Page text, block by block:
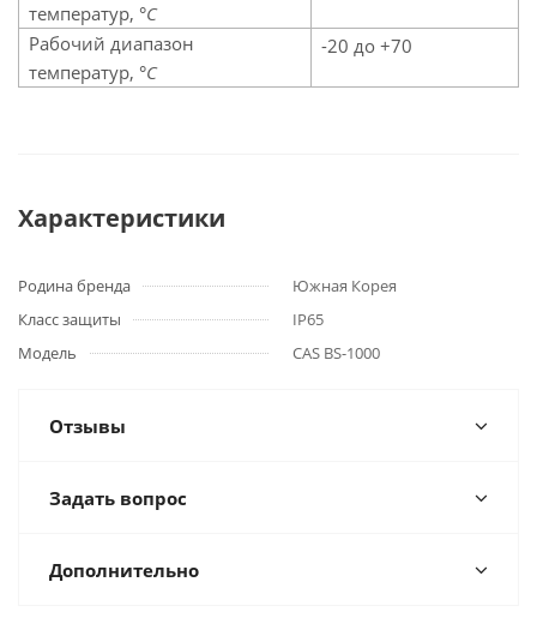
температур, °C
Рабочий диапазон
температур, °C
-20 до +70
Характеристики
Родина бренда
Южная Корея
Класс защиты
IP65
Модель
CAS BS-1000
Отзывы
Задать вопрос
Дополнительно